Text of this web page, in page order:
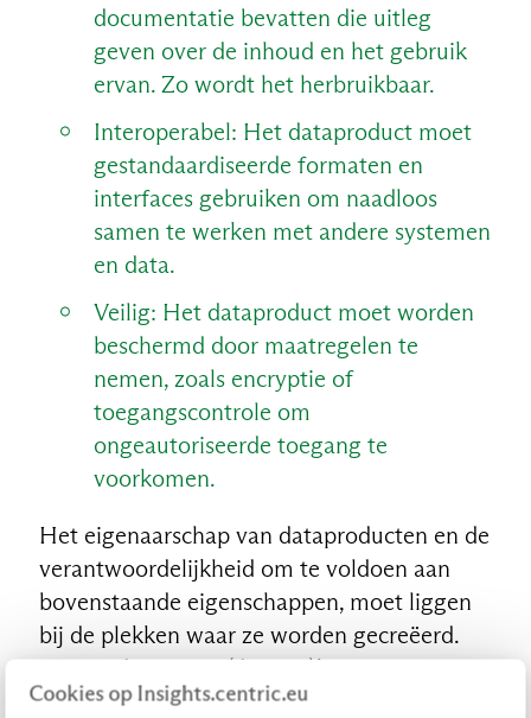
Cookies op Insights.centric.eu
documentatie bevatten die uitleg
geven over de inhoud en het gebruik
ervan. Zo wordt het herbruikbaar.
Interoperabel: Het dataproduct moet
gestandaardiseerde formaten en
interfaces gebruiken om naadloos
samen te werken met andere systemen
en data.
Veilig: Het dataproduct moet worden
beschermd door maatregelen te
nemen, zoals encryptie of
toegangscontrole om
ongeautoriseerde toegang te
voorkomen.
Het eigenaarschap van dataproducten en de
verantwoordelijkheid om te voldoen aan
bovenstaande eigenschappen, moet liggen
bij de plekken waar ze worden gecreëerd.
Daar is de meeste (domein)kennis aanwezig
om de meest geïnformeerde beslissingen te